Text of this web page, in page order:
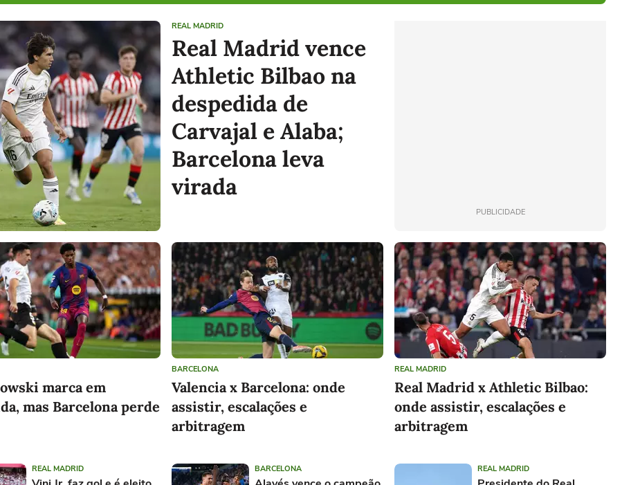
REAL MADRID
Real Madrid vence
Athletic Bilbao na
despedida de
Carvajal e Alaba;
Barcelona leva
virada
PUBLICIDADE
marca em
mas Barcelona perde
BARCELONA
Valencia x Barcelona: onde
assistir, escalações e
arbitragem
REAL MADRID
Real Madrid x Athletic Bilbao:
onde assistir, escalações e
arbitragem
REAL MADRID BARCELONA REAL MADRID